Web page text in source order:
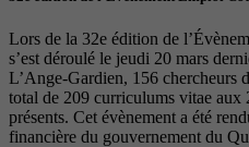
Lors de la 32e édition de
s’est déroulé le jeudi 20 mars
L’Ange-Gardien, 156 chercheurs
total de 209 curriculums vitae aux
présents. Cet évènement a été
financière du gouvernement du